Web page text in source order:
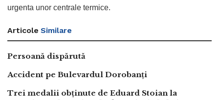
urgenta unor centrale termice.
Articole Similare
Persoană dispărută
Accident pe Bulevardul Dorobanți
Trei medalii obținute de Eduard Stoian la